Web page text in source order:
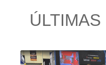
ÚLTIMAS